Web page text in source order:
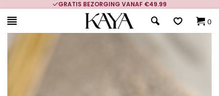
GRATIS BEZORGING VANAF €49.99
0